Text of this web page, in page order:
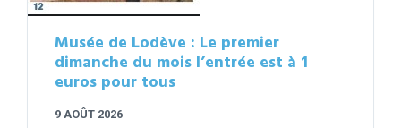
Musée de Lodève : Le premier
dimanche du mois l’entrée est à 1
euros pour tous
9 AOÛT 2026